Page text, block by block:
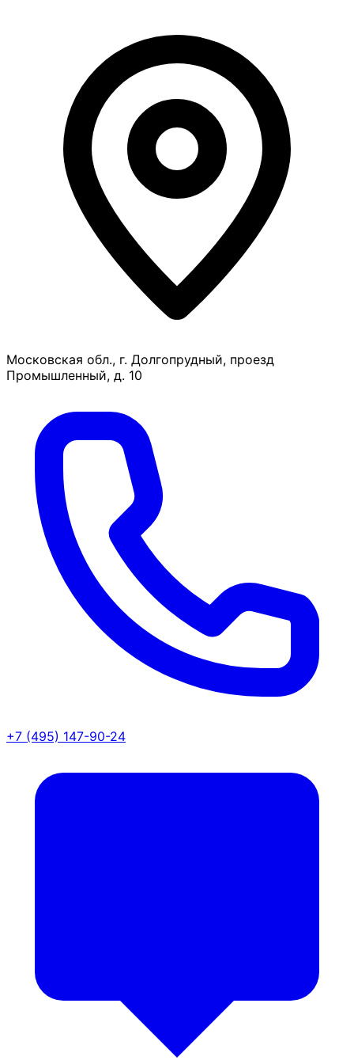
Московская обл., г. Долгопрудный, проезд
Промышленный, д. 10
+7 (495) 147-90-24